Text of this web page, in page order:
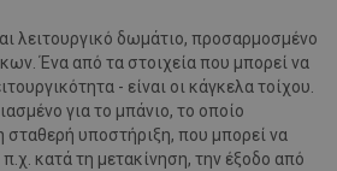
λειτουργικό δωμάτιο, προσαρμοσμένο
Ένα από τα στοιχεία που μπορεί να
- είναι οι κάγκελα τοίχου.
για το μπάνιο, το οποίο
υποστήριξη, που μπορεί να
π.χ. κατά τη μετακίνηση, την έξοδο από